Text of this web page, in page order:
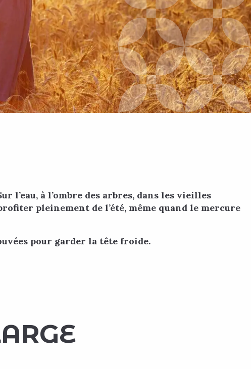
l’eau, à l’ombre des arbres, dans les vieilles
pleinement de l’été, même quand le mercure
pour garder la tête froide.